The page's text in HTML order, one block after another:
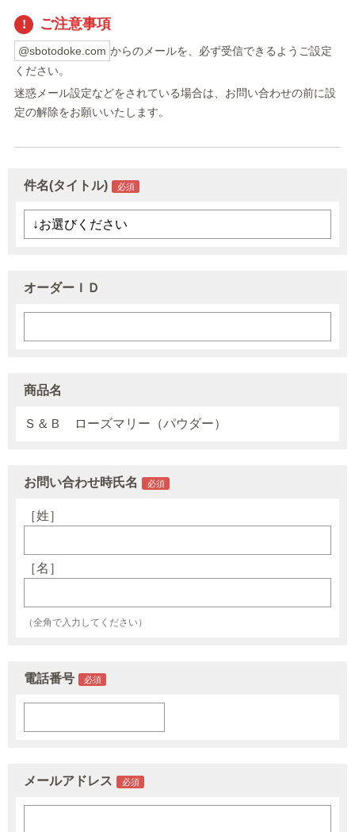
ご注意事項
@sbotodoke.com からのメールを、必ず受信できるようご設定
ください。
迷惑メール設定などをされている場合は、お問い合わせの前に設
定の解除をお願いいたします。
件名(タイトル)
オーダーＩＤ
商品名
Ｓ＆Ｂ ローズマリー（パウダー）
お問い合わせ時氏名
［姓］
［名］
（全角で入力してください）
電話番号
メールアドレス